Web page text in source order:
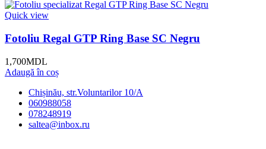
Quick view
Fotoliu Regal GTP Ring Base SC Negru
1,700MDL
Adaugă în coș
Chișinău, str.Voluntarilor 10/A
060988058
078248919
saltea@inbox.ru